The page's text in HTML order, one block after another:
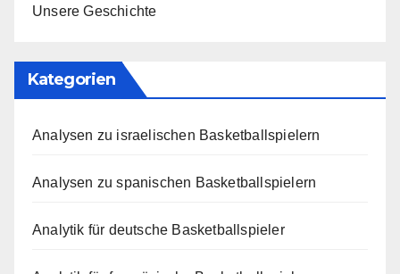
Unsere Geschichte
Kategorien
Analysen zu israelischen Basketballspielern
Analysen zu spanischen Basketballspielern
Analytik für deutsche Basketballspieler